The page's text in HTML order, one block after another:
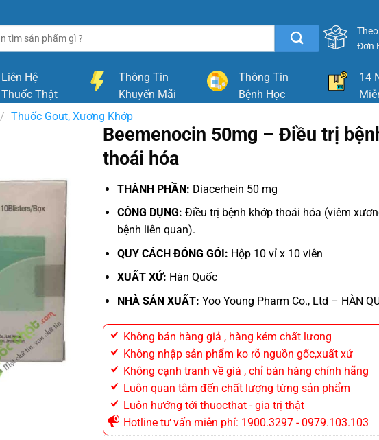
Đơn
Liên Hệ
Thuốc Thật
Thông Tin
Khuyến Mãi
Thông Tin
Bệnh Học
14
/ Thuốc Gout, Xương Khớp
Beemenocin 50mg – Điều trị
thoái hóa
THÀNH PHẦN: Diacerhein 50 mg
CÔNG DỤNG: Điều trị bệnh khớp thoái hóa (viêm
bệnh liên quan).
QUY CÁCH ĐÓNG GÓI: Hộp 10 vỉ x 10 viên
XUẤT XỨ: Hàn Quốc
NHÀ SẢN XUẤT: Yoo Young Pharm Co., Ltd – HÀN
Không bán hàng giả , hàng kém chất lương
Không nhập sản phẩm ko rõ nguồn gốc,xuất xứ
Không cạnh tranh về giá , chỉ bán hàng chính hãng
Luôn quan tâm đến chất lượng từng sản phẩm
Luôn hướng tới thuocthat - gia trị thật
Hotline tư vấn miễn phí: 1900.3297 - 0979.103.103